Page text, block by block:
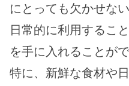
にとっても欠かせない
日常的に利用するこ
を手に入れることがで
特に、新鮮な食材や